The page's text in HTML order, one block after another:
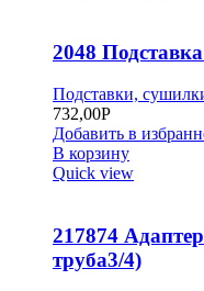
2048
Подставки,
732,00Р
Добавить в
В корзину
Quick view
217874
труба3/4)